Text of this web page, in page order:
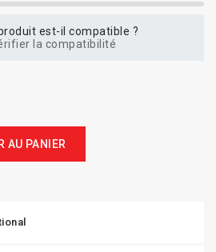
est-il compatible ?
la compatibilité
AU PANIER